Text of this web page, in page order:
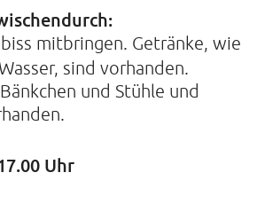
mitbringen. Getränke, wie
sind vorhanden.
und Stühle und
Uhr